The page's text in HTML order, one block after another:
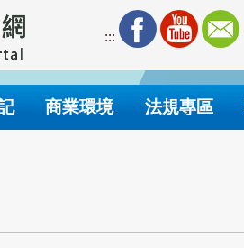
:::
商業環境 法規專區